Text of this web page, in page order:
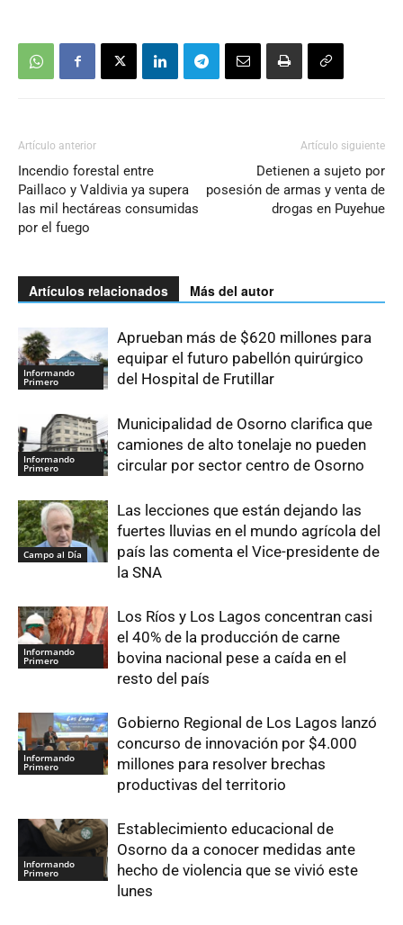
Artículo anterior
Incendio forestal entre
Paillaco y Valdivia ya supera
las mil hectáreas consumidas
por el fuego
Artículo siguiente
Detienen a sujeto por
posesión de armas y venta de
drogas en Puyehue
Artículos relacionados Más del autor
Informando
Primero
Aprueban más de $620 millones para
equipar el futuro pabellón quirúrgico
del Hospital de Frutillar
Informando
Primero
Municipalidad de Osorno clarifica que
camiones de alto tonelaje no pueden
circular por sector centro de Osorno
Campo al Día
Las lecciones que están dejando las
fuertes lluvias en el mundo agrícola del
país las comenta el Vice-presidente de
la SNA
Informando
Primero
Los Ríos y Los Lagos concentran casi
el 40% de la producción de carne
bovina nacional pese a caída en el
resto del país
Informando
Primero
Gobierno Regional de Los Lagos lanzó
concurso de innovación por $4.000
millones para resolver brechas
productivas del territorio
Informando
Primero
Establecimiento educacional de
Osorno da a conocer medidas ante
hecho de violencia que se vivió este
lunes